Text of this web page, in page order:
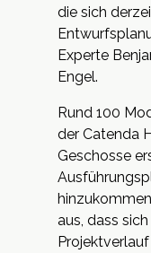
die sich
Experte
Engel.
Rund 100
der Catenda
Geschosse
aus, dass